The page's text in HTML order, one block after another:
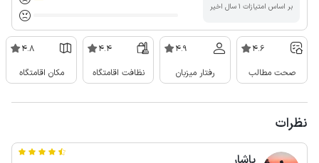
بر اساس امتیازات ۱ سال اخیر
4.6
صحت مطالب
4.9
رفتار میزبان
4.4
نظافت اقامتگاه
4.8
مکان اقامتگاه
نظرات